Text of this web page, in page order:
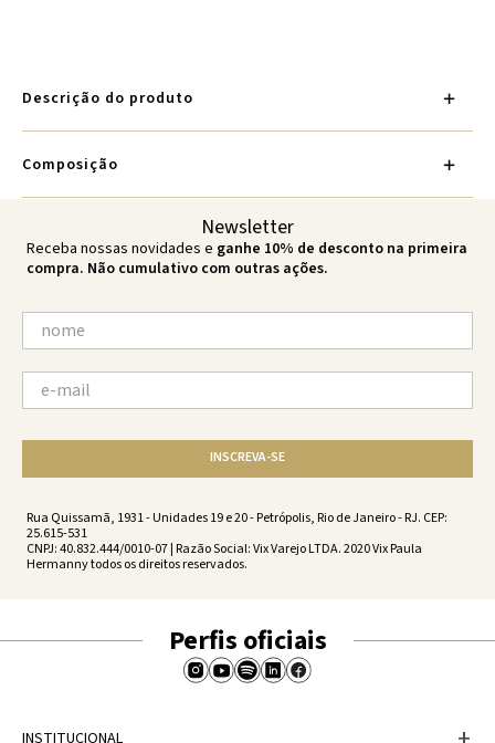
Descrição do produto
Composição
Newsletter
Receba nossas novidades e ganhe 10% de desconto na primeira
compra. Não cumulativo com outras ações.
INSCREVA-SE
Rua Quissamã, 1931 - Unidades 19 e 20 - Petrópolis, Rio de Janeiro - RJ. CEP:
25.615-531
CNPJ: 40.832.444/0010-07 | Razão Social: Vix Varejo LTDA. 2020 Vix Paula
Hermanny todos os direitos reservados.
Perfis oficiais
INSTITUCIONAL